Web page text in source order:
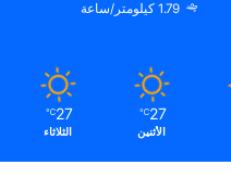
1.79 كيلومتر/ساعة
27
℃
الأثنين
27
℃
الثلاثاء